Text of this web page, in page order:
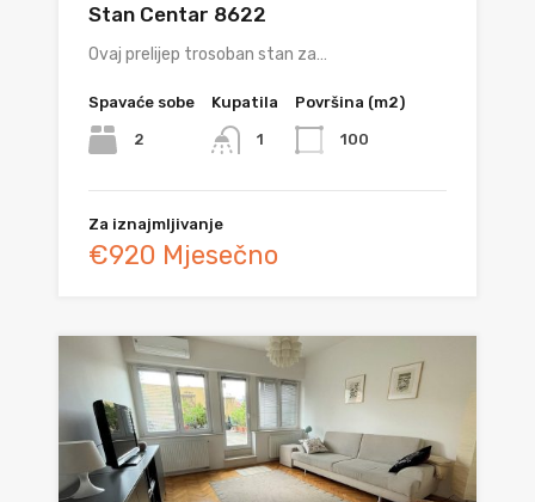
Stan Centar 8622
Ovaj prelijep trosoban stan za…
Spavaće sobe
2
Kupatila
1
Površina (m2)
100
Za iznajmljivanje
€920 Mjesečno